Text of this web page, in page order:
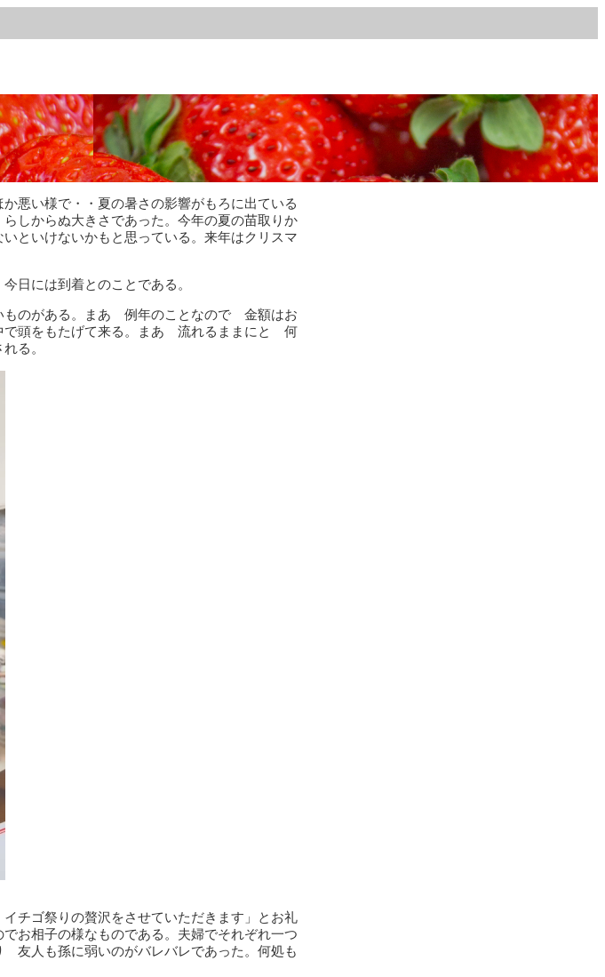
い様で・・夏の暑さの影響がもろに出ている
しからぬ大きさであった。今年の夏の苗取りか
といけないかもと思っている。来年はクリスマ
日には到着とのことである。
ものがある。まあ 例年のことなので 金額はお
で頭をもたげて来る。まあ 流れるままにと 何
る。
チゴ祭りの贅沢をさせていただきます」とお礼
お相子の様なものである。夫婦でそれぞれ一つ
友人も孫に弱いのがバレバレであった。何処も